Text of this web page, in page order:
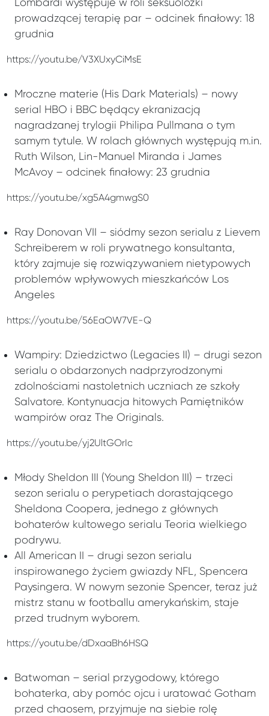
prowadzącej terapię par – odcinek finałowy: 18
grudnia
https://youtu.be/V3XUxyCiMsE
Mroczne materie (His Dark Materials) – nowy
serial HBO i BBC będący ekranizacją
nagradzanej trylogii Philipa Pullmana o tym
samym tytule. W rolach głównych występują m.in.
Ruth Wilson, Lin-Manuel Miranda i James
McAvoy – odcinek finałowy: 23 grudnia
https://youtu.be/xg5A4gmwgS0
Ray Donovan VII – siódmy sezon serialu z Lievem
Schreiberem w roli prywatnego konsultanta,
który zajmuje się rozwiązywaniem nietypowych
problemów wpływowych mieszkańców Los
Angeles
https://youtu.be/56EaOW7VE-Q
Wampiry: Dziedzictwo (Legacies II) – drugi sezon
serialu o obdarzonych nadprzyrodzonymi
zdolnościami nastoletnich uczniach ze szkoły
Salvatore. Kontynuacja hitowych Pamiętników
wampirów oraz The Originals.
https://youtu.be/yj2UltGOrIc
Młody Sheldon III (Young Sheldon III) – trzeci
sezon serialu o perypetiach dorastającego
Sheldona Coopera, jednego z głównych
bohaterów kultowego serialu Teoria wielkiego
podrywu.
All American II – drugi sezon serialu
inspirowanego życiem gwiazdy NFL, Spencera
Paysingera. W nowym sezonie Spencer, teraz już
mistrz stanu w footballu amerykańskim, staje
przed trudnym wyborem.
https://youtu.be/dDxaaBh6HSQ
Batwoman – serial przygodowy, którego
bohaterka, aby pomóc ojcu i uratować Gotham
przed chaosem, przyjmuje na siebie rolę